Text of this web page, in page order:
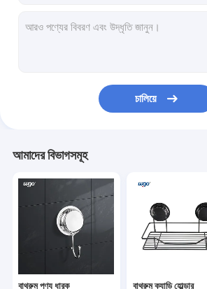
উদ্ধৃতির জন্য আবেদন
চালিয়ে
আমাদের বিভাগসমূহ
বাথরুম পণ্য ধারক বাথরুম ক্যাডি হোল্ডার